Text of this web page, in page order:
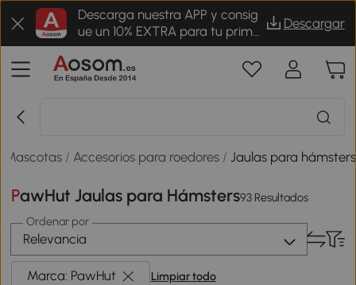
Descarga nuestra APP y consig
ue un 10% EXTRA para tu prime
r pedido
Descargar
Mascotas / Accesorios para roedores /Jaulas para hámsters
PawHut Jaulas para Hámsters93 Resultados
Ordenar por
Relevancia
Marca: PawHut Limpiar todo